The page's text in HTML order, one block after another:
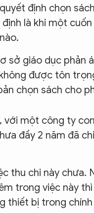
định chọn
là khi một
sở giáo dục phản
được tôn
chọn sách cho
với một công ty
đầy 2 năm đã
thu chi này chưa.
trong việc này
thiết bị trong